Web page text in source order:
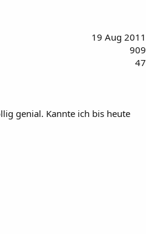
19 Aug 2011
909
47
genial. Kannte ich bis heute